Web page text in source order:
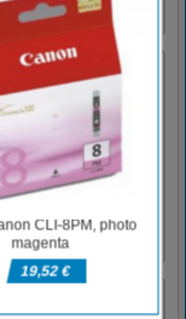
and try to
three stars in each
easy to play and
to shoot.
marbles to
all marbles in the